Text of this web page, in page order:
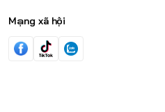
Mạng xã hội